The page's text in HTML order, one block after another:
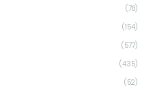
(78)
(154)
(577)
(435)
(52)